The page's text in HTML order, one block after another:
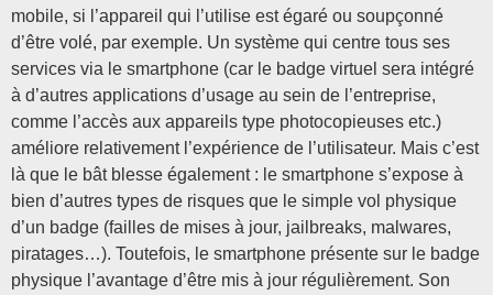
mobile, si l’appareil qui l’utilise est égaré ou soupçonné
d’être volé, par exemple. Un système qui centre tous ses
services via le smartphone (car le badge virtuel sera intégré
à d’autres applications d’usage au sein de l’entreprise,
comme l’accès aux appareils type photocopieuses etc.)
améliore relativement l’expérience de l’utilisateur. Mais c’est
là que le bât blesse également : le smartphone s’expose à
bien d’autres types de risques que le simple vol physique
d’un badge (failles de mises à jour, jailbreaks, malwares,
piratages…). Toutefois, le smartphone présente sur le badge
physique l’avantage d’être mis à jour régulièrement. Son